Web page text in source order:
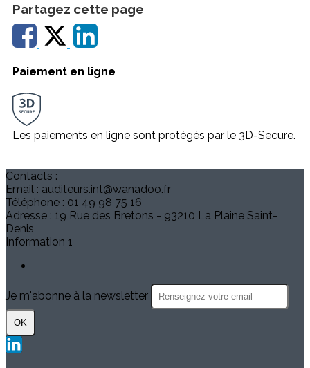
Partagez cette page
Paiement en ligne
Les paiements en ligne sont protégés par le 3D-Secure.
Contacts :
Email : auditeurs.int@wanadoo.fr
Téléphone : 01 49 98 75 16
Adresse : 19 Rue des Bretons - 93210 La Plaine Saint-
Denis
Information 1
Je m'abonne à la newsletter
OK